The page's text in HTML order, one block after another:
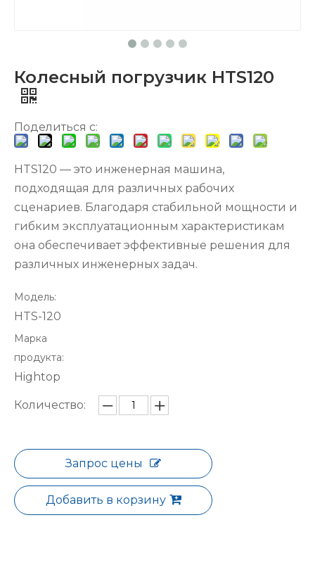
Колесный погрузчик HTS120
Поделиться с:
HTS120 — это инженерная машина,
подходящая для различных рабочих
сценариев. Благодаря стабильной мощности и
гибким эксплуатационным характеристикам
она обеспечивает эффективные решения для
различных инженерных задач.
Модель:
HTS-120
Марка
продукта:
Hightop
Количество:
Запрос цены
Добавить в корзину